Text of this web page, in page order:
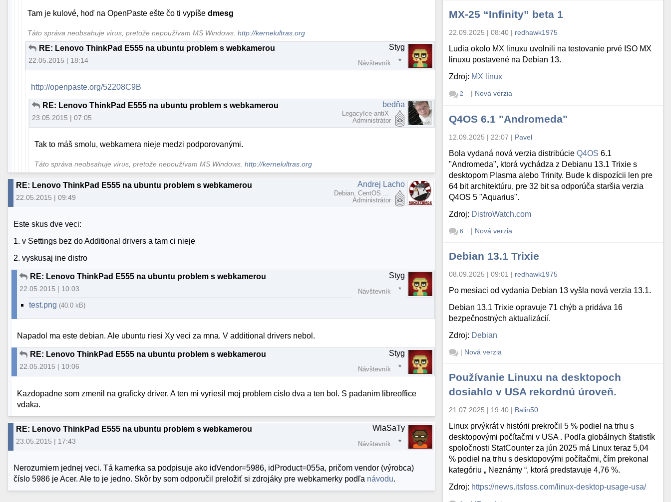
Tam je kulové, hoď na OpenPaste ešte čo ti vypíšedmesg
Táto správa neobsahuje vírus, pretože nepoužívam MS Windows.http://kernelultras.org
RE: Lenovo ThinkPad E555 na ubuntu problem s webkamerou
22.05.2015 | 18:14
Styg
Návštevník
http://openpaste.org/52208C9B
RE: Lenovo ThinkPad E555 na ubuntu problem s webkamerou
23.05.2015 | 07:05
bedňa
LegacyIce-antiX
Administrátor
Tak to máš smolu, webkamera nieje medzi podporovanými.
Táto správa neobsahuje vírus, pretože nepoužívam MS Windows.http://kernelultras.org
RE: Lenovo ThinkPad E555 na ubuntu problem s webkamerou
22.05.2015 | 09:49
Andrej Lacho
Debian, CentOS ...
Administrátor
Este skus dve veci:
1. v Settings bez do Additional drivers a tam ci nieje
2. vyskusaj ine distro
RE: Lenovo ThinkPad E555 na ubuntu problem s webkamerou
22.05.2015 | 10:03
Styg
Návštevník
test.png (40.0 kB)
Napadol ma este debian. Ale ubuntu riesi Xy veci za mna. V additional drivers nebol.
RE: Lenovo ThinkPad E555 na ubuntu problem s webkamerou
22.05.2015 | 10:06
Styg
Návštevník
Kazdopadne som zmenil na graficky driver. A ten mi vyriesil moj problem cislo dva a ten bol. S padanim libreoffice
vdaka.
RE: Lenovo ThinkPad E555 na ubuntu problem s webkamerou
23.05.2015 | 17:43
WlaSaTy
Návštevník
Nerozumiem jednej veci. Tá kamerka sa podpisuje ako idVendor=5986, idProduct=055a, pričom vendor (výrobca)
číslo 5986 je Acer. Ale to je jedno. Skôr by som odporučil preložiť si zdrojáky pre webkamerky podľa návodu.
MX-25 “Infinity” beta 1
22.09.2025 | 08:40 | redhawk1975
Ludia okolo MX linuxu uvolnili na testovanie prvé ISO MX
linuxu postavené na Debian 13.
Zdroj: MX linux
2 | Nová verzia
Q4OS 6.1 "Andromeda"
12.09.2025 | 22:07 | Pavel
Bola vydaná nová verzia distribúcieQ4OS 6.1
"Andromeda", ktorá vychádza z Debianu 13.1 Trixie s
desktopom Plasma alebo Trinity. Bude k dispozícii len pre
64 bit architektúru, pre 32 bit sa odporúča staršia verzia
Q4OS 5 "Aquarius".
Zdroj: DistroWatch.com
6 | Nová verzia
Debian 13.1 Trixie
08.09.2025 | 09:01 | redhawk1975
Po mesiaci od vydania Debian 13 vyšla nová verzia 13.1.
Debian 13.1 Trixie opravuje 71 chýb a pridáva 16
bezpečnostných aktualizácií.
Zdroj: Debian
| Nová verzia
Používanie Linuxu na desktopoch
dosiahlo v USA rekordnú úroveň.
21.07.2025 | 19:40 | Balin50
Linux prvýkrát v histórii prekročil 5 % podiel na trhu s
desktopovými počítačmi v USA . Podľa globálnych štatistík
spoločnosti StatCounter za jún 2025 má Linux teraz 5,04
% podiel na trhu s desktopovými počítačmi, čím prekonal
kategóriu „ Neznámy “, ktorá predstavuje 4,76 %.
Zdroj: https://news.itsfoss.com/linux-desktop-usage-usa/